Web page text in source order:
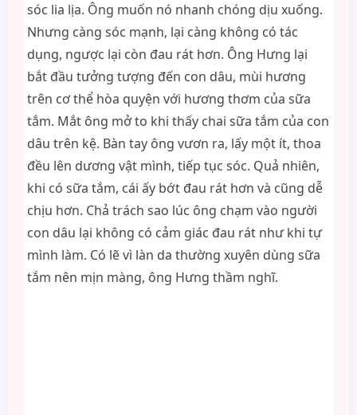
sóc lia lịa. Ông muốn nó nhanh chóng dịu xuống.
Nhưng càng sóc mạnh, lại càng không có tác
dụng, ngược lại còn đau rát hơn. Ông Hưng lại
bắt đầu tưởng tượng đến con dâu, mùi hương
trên cơ thể hòa quyện với hương thơm của sữa
tắm. Mắt ông mở to khi thấy chai sữa tắm của con
dâu trên kệ. Bàn tay ông vươn ra, lấy một ít, thoa
đều lên dương vật mình, tiếp tục sóc. Quả nhiên,
khi có sữa tắm, cái ấy bớt đau rát hơn và cũng dễ
chịu hơn. Chả trách sao lúc ông chạm vào người
con dâu lại không có cảm giác đau rát như khi tự
mình làm. Có lẽ vì làn da thường xuyên dùng sữa
tắm nên mịn màng, ông Hưng thầm nghĩ.